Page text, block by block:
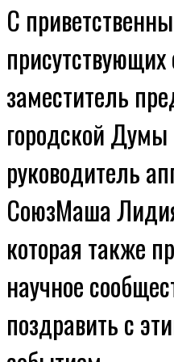
С
заместитель
городской Думы
руководитель
СоюзМаша
которая также
научное
поздравить с